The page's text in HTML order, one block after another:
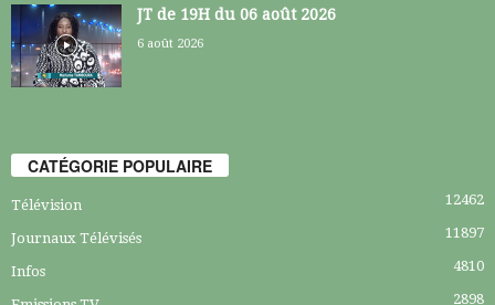
JT de 19H du 06 août 2026
6 août 2026
CATÉGORIE POPULAIRE
Télévision 12462
Journaux Télévisés 11897
Infos 4810
2898